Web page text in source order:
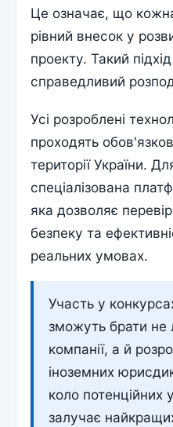
Це означає, що
рівний внесок у
проекту. Такий
справедливий
Усі розроблені
проходять
території України.
спеціалізована
яка дозволяє
безпеку та
реальних умовах.
Участь у
зможуть брати не
компанії, а й
іноземних
коло потенційних
залучає